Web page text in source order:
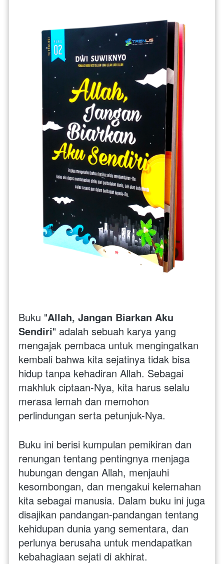
Buku "Allah, Jangan Biarkan Aku
Sendiri" adalah sebuah karya yang
mengajak pembaca untuk mengingatkan
kembali bahwa kita sejatinya tidak bisa
hidup tanpa kehadiran Allah. Sebagai
makhluk ciptaan-Nya, kita harus selalu
merasa lemah dan memohon
perlindungan serta petunjuk-Nya.
Buku ini berisi kumpulan pemikiran dan
renungan tentang pentingnya menjaga
hubungan dengan Allah, menjauhi
kesombongan, dan mengakui kelemahan
kita sebagai manusia. Dalam buku ini juga
disajikan pandangan-pandangan tentang
kehidupan dunia yang sementara, dan
perlunya berusaha untuk mendapatkan
kebahagiaan sejati di akhirat.